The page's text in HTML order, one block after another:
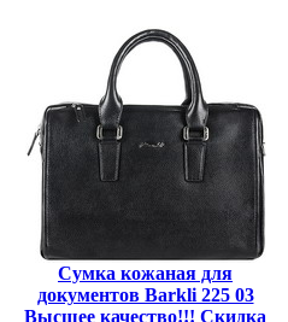
Сумка кожаная для
документов Barkli 225 03
Высшее качество!!! Скидка